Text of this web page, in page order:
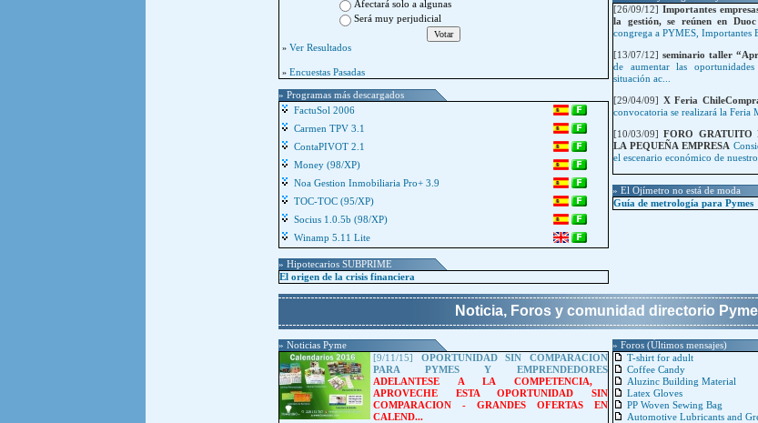
Afectará solo a algunas
Será muy perjudicial
» Ver Resultados
» Encuestas Pasadas
» Programas más descargados
FactuSol 2006
Carmen TPV 3.1
ContaPIVOT 2.1
Money (98/XP)
Noa Gestion Inmobiliaria Pro+ 3.9
TOC-TOC (95/XP)
Socius 1.0.5b (98/XP)
Winamp 5.11 Lite
» Hipotecarios SUBPRIME
El origen de la crisis financiera
[26/09/12] Importantes
la gestión, se reúnen en
congrega a PYMES, Importantes
[13/07/12] seminario taller
de aumentar las
situación ac...
[29/04/09] X Feria
convocatoria se realizará la Feria
[10/03/09]FORO GRATUITO
LA PEQUEÑA EMPRESA
el escenario económico de nuestro
» El Ojímetro no está de moda
Guía de metrología para Pymes
Noticia, Foros y comunidad directorio
» Noticias Pyme
[9/11/15]
OPORTUNIDAD SIN COMPARACION
PARA PYMES Y EMPRENDEDORES
ADELANTESE A LA COMPETENCIA,
APROVECHE ESTA OPORTUNIDAD SIN
COMPARACION - GRANDES OFERTAS EN
CALEND...
» Foros (Últimos mensajes)
T-shirt for adult
Coffee Candy
Aluzinc Building Material
Latex Gloves
PP Woven Sewing Bag
Automotive Lubricants and